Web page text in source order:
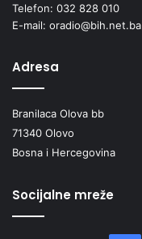
Telefon: 032 828 010
E-mail: oradio@bih.net.ba
Adresa
Branilaca Olova bb
71340 Olovo
Bosna i Hercegovina
Socijalne mreže